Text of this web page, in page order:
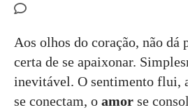
Aos olhos do coração, não dá
certa de se apaixonar.
inevitável. O sentimento flui,
se conectam, o amor se